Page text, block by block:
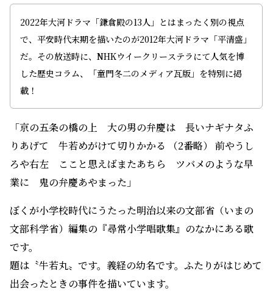
2022年大河ドラマ「鎌倉殿の13人」とはまったく別の視点
で、平安時代末期を描いたのが2012年大河ドラマ「平清盛」
だ。その放送時に、NHKウイークリーステラにて人気を博
した歴史コラム、「童門冬二のメディア瓦版」を特別に掲
載！
「京の五条の橋の上 大の男の弁慶は 長いナギナタふ
りあげて 牛若めがけて切りかかる （2番略） 前やうし
ろや右左 ここと思えばまたあちら ツバメのような早
業に 鬼の弁慶あやまった」
ぼくが小学校時代にうたった明治以来の文部省（いまの
文部科学省）編集の『尋常小学唱歌集』のなかにある歌
です。
題は〝牛若丸〟です。義経の幼名です。ふたりがはじめて
出会ったときの事件を描いています。